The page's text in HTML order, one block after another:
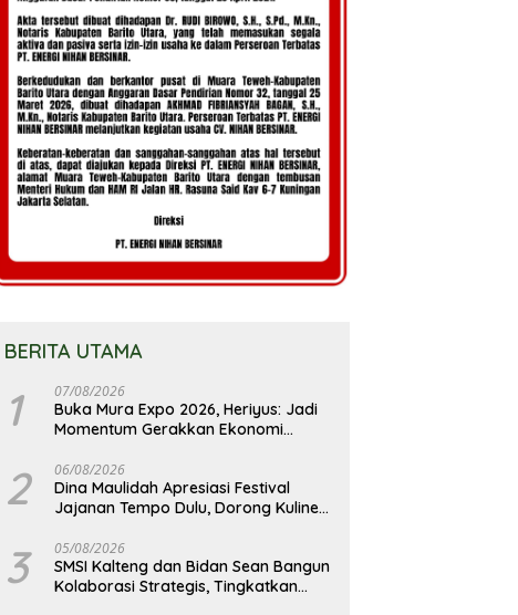
BERITA UTAMA
1 07/08/2026
Buka Mura Expo 2026, Heriyus: Jadi
Momentum Gerakkan Ekonomi
2 06/08/2026
Dina Maulidah Apresiasi Festival
Jajanan Tempo Dulu, Dorong Kuliner
3 05/08/2026
SMSI Kalteng dan Bidan Sean Bangun
Kolaborasi Strategis, Tingkatkan